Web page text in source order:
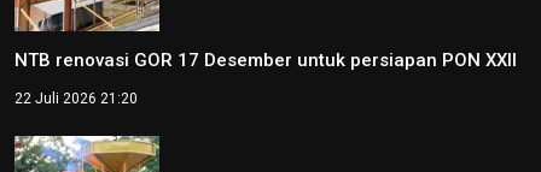
NTB renovasi GOR 17 Desember untuk persiapan PON XXII
22 Juli 2026 21:20